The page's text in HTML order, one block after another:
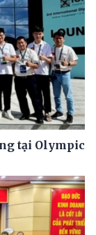
tại Olympic